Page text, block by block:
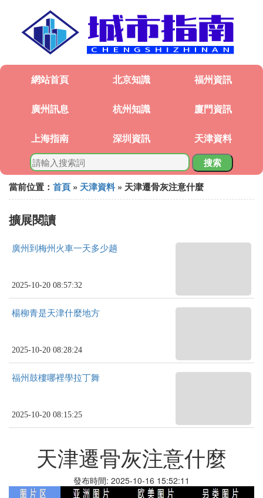
網站首頁 北京知識 福州資訊
廣州訊息 杭州知識 廈門資訊
上海指南 深圳資訊 天津資料
搜索
當前位置： 首頁 » 天津資料 » 天津遷骨灰注意什麼
擴展閱讀
廣州到梅州火車一天多少趟
2025-10-20 08:57:32
楊柳青是天津什麼地方
2025-10-20 08:28:24
福州鼓樓哪裡學拉丁舞
2025-10-20 08:15:25
天津遷骨灰注意什麼
發布時間: 2025-10-16 15:52:11